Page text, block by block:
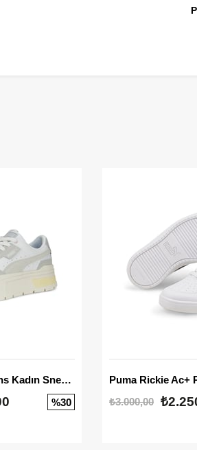
Mayze Stack Luxe Wns Kadın Sneaker
%30
Puma Rickie Ac+
₺3.000,00